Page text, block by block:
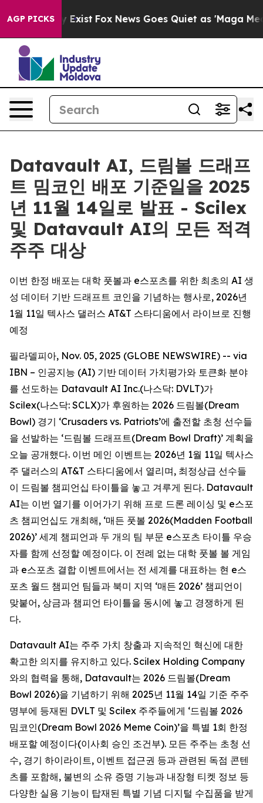
AGP PICKS
They Exist Fox News Goes Quiet as 'Maga Media
Datavault AI, 드림볼 드래프
트 밈코인 배포 기준일을 2025
년 11월 14일로 발표 - Scilex
및 Datavault AI의 모든 적격
주주 대상
이번 한정 배포는 대학 풋볼과 e스포츠를 위한 최초의 AI 생
성 데이터 기반 드래프트 코인을 기념하는 행사로, 2026년
1월 11일 텍사스 댈러스 AT&T 스타디움에서 라이브로 진행
예정
필라델피아, Nov. 05, 2025 (GLOBE NEWSWIRE) -- via
IBN – 인공지능 (AI) 기반 데이터 가치평가와 토큰화 분야
를 선도하는 Datavault AI Inc.(나스닥: DVLT)가
Scilex(나스닥: SCLX)가 후원하는 2026 드림볼(Dream
Bowl) 경기 ‘Crusaders vs. Patriots’에 출전할 초청 선수들
을 선발하는 ‘드림볼 드래프트(Dream Bowl Draft)’ 계획을
오늘 공개했다. 이번 메인 이벤트는 2026년 1월 11일 텍사스
주 댈러스의 AT&T 스타디움에서 열리며, 최정상급 선수들
이 드림볼 챔피언십 타이틀을 놓고 겨루게 된다. Datavault
AI는 이번 열기를 이어가기 위해 프로 드론 레이싱 및 e스포
츠 챔피언십도 개최해, ‘매든 풋볼 2026(Madden Football
2026)’ 세계 챔피언과 두 개의 팀 부문 e스포츠 타이틀 우승
자를 함께 선정할 예정이다. 이 전례 없는 대학 풋볼 볼 게임
과 e스포츠 결합 이벤트에서는 전 세계를 대표하는 현 e스
포츠 월드 챔피언 팀들과 북미 지역 ‘매든 2026’ 챔피언이
맞붙어, 상금과 챔피언 타이틀을 동시에 놓고 경쟁하게 된
다.
Datavault AI는 주주 가치 창출과 지속적인 혁신에 대한
확고한 의지를 유지하고 있다. Scilex Holding Company
와의 협력을 통해, Datavault는 2026 드림볼(Dream
Bowl 2026)을 기념하기 위해 2025년 11월 14일 기준 주주
명부에 등재된 DVLT 및 Scilex 주주들에게 ‘드림볼 2026
밈코인(Dream Bowl 2026 Meme Coin)’을 특별 1회 한정
배포할 예정이다(이사회 승인 조건부). 모든 주주는 초청 선
수, 경기 하이라이트, 이벤트 접근권 등과 관련된 독점 콘텐
츠를 포함해, 불변의 소유 증명 기능과 내장형 티켓 정보 등
다양한 실용 기능이 탑재된 특별 기념 디지털 수집품을 받게